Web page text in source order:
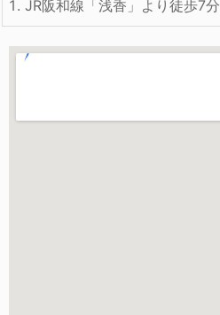
JR阪和線「浅香」より徒歩7分